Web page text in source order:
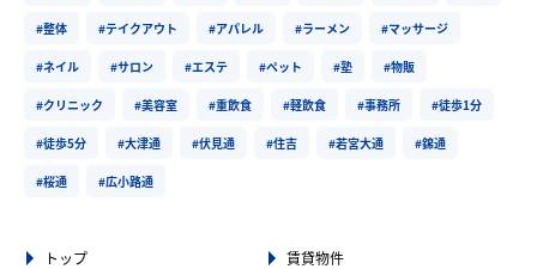
#整体 #テイクアウト #アパレル #ラーメン #マッサージ
#ネイル #サロン #エステ #ペット #塾 #物販
#クリニック #美容室 #重飲食 #軽飲食 #事務所 #徒歩1分
#徒歩5分 #大津通 #伏見通 #住吉 #若宮大通 #錦通
#桜通 #広小路通
トップ
賃貸物件